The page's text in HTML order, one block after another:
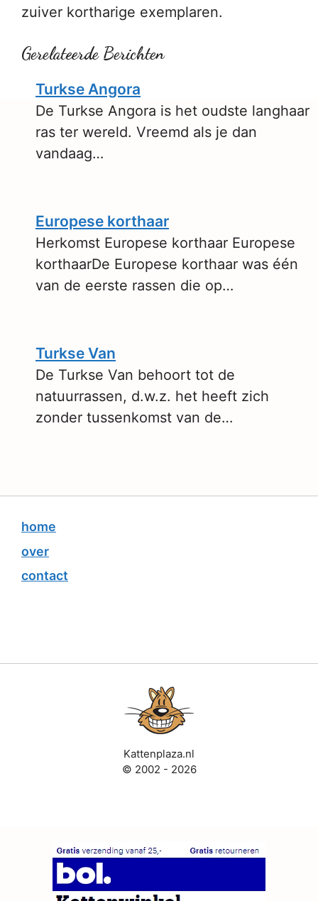
zuiver kortharige exemplaren.
Gerelateerde Berichten
Turkse Angora
De Turkse Angora is het oudste langhaar
ras ter wereld. Vreemd als je dan
vandaag…
Europese korthaar
Herkomst Europese korthaar Europese
korthaarDe Europese korthaar was één
van de eerste rassen die op…
Turkse Van
De Turkse Van behoort tot de
natuurrassen, d.w.z. het heeft zich
zonder tussenkomst van de…
home
over
contact
Kattenplaza.nl
© 2002 - 2026